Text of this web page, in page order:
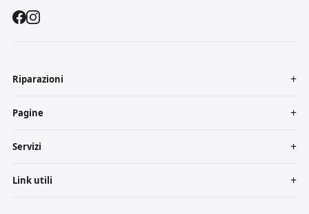
Riparazioni
Pagine
Servizi
Link utili